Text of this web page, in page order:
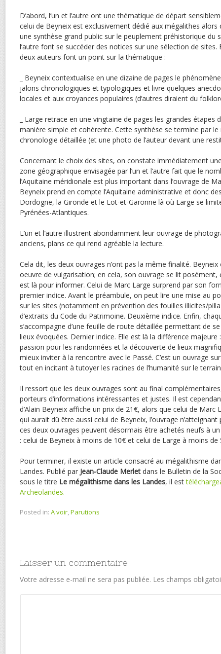
D’abord, l’un et l’autre ont une thématique de départ
celui de Beyneix est exclusivement dédié aux mégalithes alors
une synthèse grand public sur le peuplement préhistorique du
l’autre font se succéder des notices sur une sélection de sites.
deux auteurs font un point sur la thématique :
_ Beyneix contextualise en une dizaine de pages le
jalons chronologiques et typologiques et livre quelques
locales et aux croyances populaires (d’autres diraient du
_ Large retrace en une vingtaine de pages les grandes étapes
manière simple et cohérente. Cette synthèse se termine par
chronologie détaillée (et une photo de l’auteur devant une
Concernant le choix des sites, on constate immédiatement
zone géographique envisagée par l’un et l’autre fait que le
l’Aquitaine méridionale est plus important dans l’ouvrage de
Beyneix prend en compte l’Aquitaine administrative et donc
Dordogne, la Gironde et le Lot-et-Garonne là où Large se
Pyrénées-Atlantiques.
L’un et l’autre illustrent abondamment leur ouvrage de
anciens, plans ce qui rend agréable la lecture.
Cela dit, les deux ouvrages n’ont pas la même finalité.
oeuvre de vulgarisation; en cela, son ouvrage se lit posément,
est là pour informer. Celui de Marc Large surprend par son
premier indice. Avant le préambule, on peut lire une mise au
sur les sites (notamment en prévention des fouilles illicites/
d’extraits du Code du Patrimoine. Deuxième indice. Enfin,
s’accompagne d’une feuille de route détaillée permettant de
lieux évoquées. Dernier indice. Elle est là la différence
passion pour les randonnées et la découverte de lieux
mieux inviter à la rencontre avec le Passé. C’est un ouvrage
tout en incitant à tutoyer les racines de l’humanité sur le
Il ressort que les deux ouvrages sont au final
porteurs d’informations intéressantes et justes. Il est
d’Alain Beyneix affiche un prix de 21€, alors que celui de Marc
qui aurait dû être aussi celui de Beyneix, l’ouvrage
ces deux ouvrages peuvent désormais être achetés neufs à
: celui de Beyneix à moins de 10€ et celui de Large à moins de
Pour terminer, il existe un article consacré au mégalithisme
Landes. Publié par Jean-Claude Merlet dans le Bulletin de la
sous le titre Le mégalithisme dans les Landes, il est
Archeolandes.
Posted in: A voir,Parutions
Laisser un commentaire
Votre adresse e-mail ne sera pas publiée. Les champs